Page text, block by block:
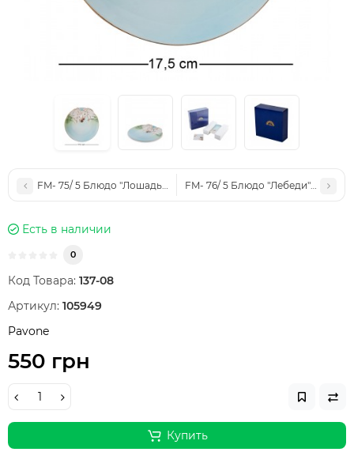
FM- 75/ 5 Блюдо "Лошадь" 25см (Pavone)FM- 76/ 5 Блюдо "Лебеди" мал.
Есть в наличии
0
Код Товара: 137-08
Артикул: 105949
Pavone
550 грн
Купить